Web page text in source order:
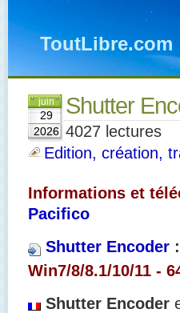
ToutLibre.com
juin
29
2026
Shutter
4027 lectures
Edition, création,
Informations et
Pacifico
Shutter Encoder :
Win7/8/8.1/10/11 -
Shutter Encoder